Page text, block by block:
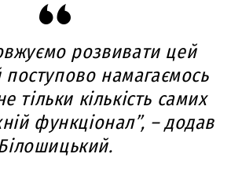
розвивати цей
намагаємось
тільки кількість самих
функціонал”, – додав